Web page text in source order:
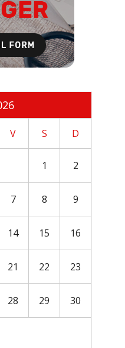
V S D
1 2
7 8 9
14 15 16
21 22 23
28 29 30